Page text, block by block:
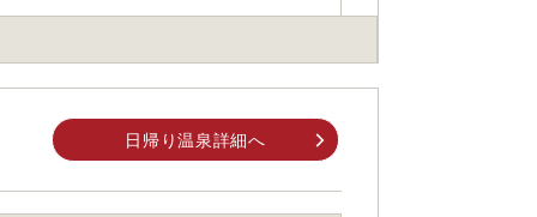
日帰り温泉詳細へ